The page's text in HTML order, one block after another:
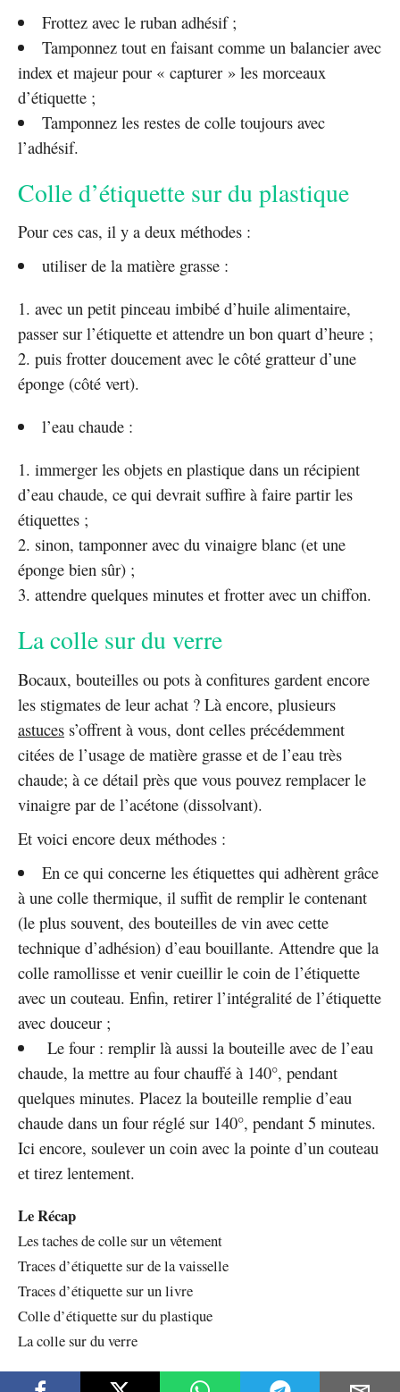
Frottez avec le ruban adhésif ;
Tamponnez tout en faisant comme un balancier avec
index et majeur pour « capturer » les morceaux
d’étiquette ;
Tamponnez les restes de colle toujours avec
l’adhésif.
Colle d’étiquette sur du plastique
Pour ces cas, il y a deux méthodes :
utiliser de la matière grasse :
avec un petit pinceau imbibé d’huile alimentaire,
passer sur l’étiquette et attendre un bon quart d’heure ;
puis frotter doucement avec le côté gratteur d’une
éponge (côté vert).
l’eau chaude :
immerger les objets en plastique dans un récipient
d’eau chaude, ce qui devrait suffire à faire partir les
étiquettes ;
sinon, tamponner avec du vinaigre blanc (et une
éponge bien sûr) ;
attendre quelques minutes et frotter avec un chiffon.
La colle sur du verre
Bocaux, bouteilles ou pots à confitures gardent encore
les stigmates de leur achat ? Là encore, plusieurs
astuces s’offrent à vous, dont celles précédemment
citées de l’usage de matière grasse et de l’eau très
chaude; à ce détail près que vous pouvez remplacer le
vinaigre par de l’acétone (dissolvant).
Et voici encore deux méthodes :
En ce qui concerne les étiquettes qui adhèrent grâce
à une colle thermique, il suffit de remplir le contenant
(le plus souvent, des bouteilles de vin avec cette
technique d’adhésion) d’eau bouillante. Attendre que la
colle ramollisse et venir cueillir le coin de l’étiquette
avec un couteau. Enfin, retirer l’intégralité de l’étiquette
avec douceur ;
Le four : remplir là aussi la bouteille avec de l’eau
chaude, la mettre au four chauffé à 140°, pendant
quelques minutes. Placez la bouteille remplie d’eau
chaude dans un four réglé sur 140°, pendant 5 minutes.
Ici encore, soulever un coin avec la pointe d’un couteau
et tirez lentement.
Le Récap
Les taches de colle sur un vêtement
Traces d’étiquette sur de la vaisselle
Traces d’étiquette sur un livre
Colle d’étiquette sur du plastique
La colle sur du verre